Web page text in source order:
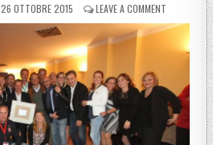
POSTED ON
26 OTTOBRE 2015 LEAVE A COMMENT ON